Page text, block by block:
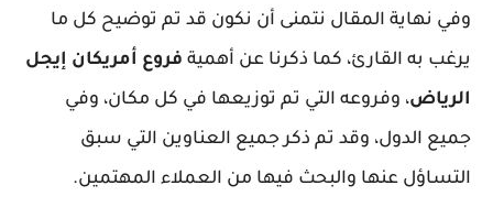
وفي نهاية المقال نتمنى أن نكون قد تم توضيح كل ما
يرغب به القارئ، كما ذكرنا عن أهمية فروع أمريكان إيجل
الرياض، وفروعه التي تم توزيعها في كل مكان، وفي
جميع الدول، وقد تم ذكر جميع العناوين التي سبق
التساؤل عنها والبحث فيها من العملاء المهتمين.